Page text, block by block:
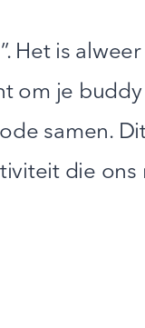
Het is
om je
samen.
die